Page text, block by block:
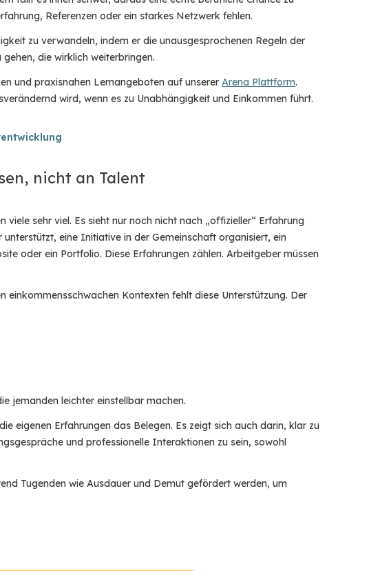
Referenzen oder ein starkes Netzwerk fehlen.
zu verwandeln, indem er die unausgesprochenen Regeln der
die wirklich weiterbringen.
und praxisnahen Lernangeboten auf unserer Arena Plattform.
wird, wenn es zu Unabhängigkeit und Einkommen führt.
nicht an Talent
sehr viel. Es sieht nur noch nicht nach „offizieller“ Erfahrung
eine Initiative in der Gemeinschaft organisiert, ein
oder ein Portfolio. Diese Erfahrungen zählen. Arbeitgeber müssen
Kontexten fehlt diese Unterstützung. Der
jemanden leichter einstellbar machen.
eigenen Erfahrungen das Belegen. Es zeigt sich auch darin, klar zu
und professionelle Interaktionen zu sein, sowohl
Tugenden wie Ausdauer und Demut gefördert werden, um